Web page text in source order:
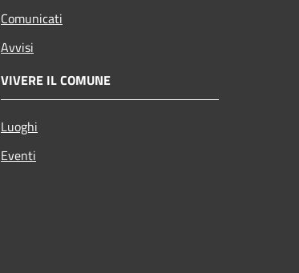
Comunicati
Avvisi
VIVERE IL COMUNE
Luoghi
Eventi